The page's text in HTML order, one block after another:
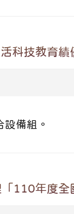
科技教育績
備組。
110年度